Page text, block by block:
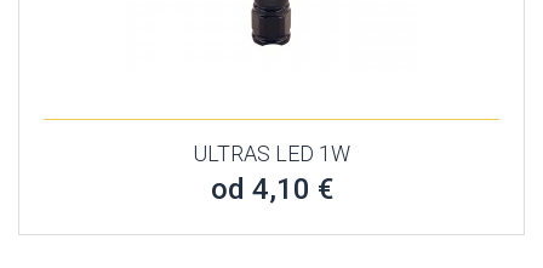
ULTRAS LED 1W
od 4,10 €